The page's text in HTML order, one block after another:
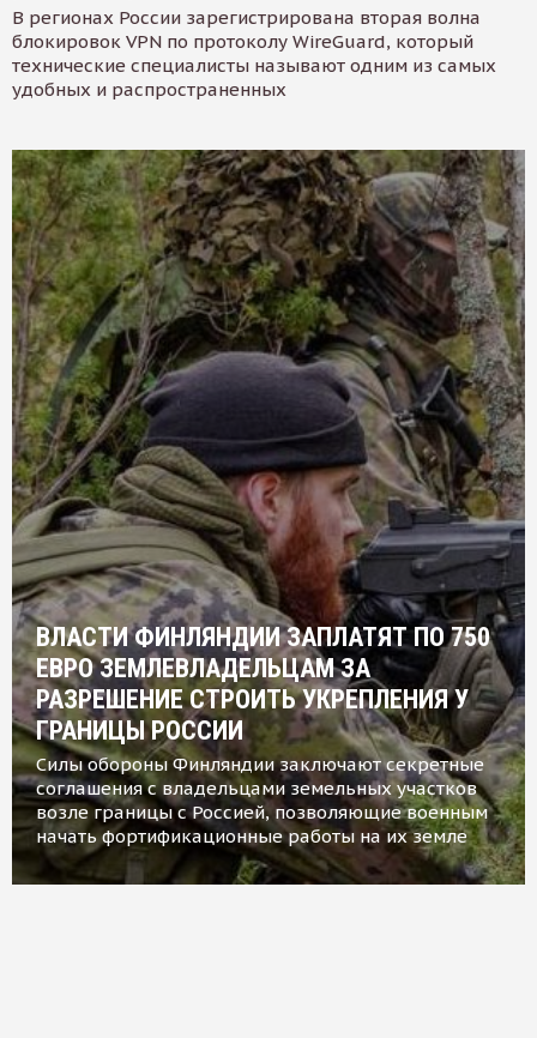
В регионах России зарегистрирована вторая волна
блокировок VPN по протоколу WireGuard, который
технические специалисты называют одним из самых
удобных и распространенных
ВЛАСТИ ФИНЛЯНДИИ ЗАПЛАТЯТ ПО 750
ЕВРО ЗЕМЛЕВЛАДЕЛЬЦАМ ЗА
РАЗРЕШЕНИЕ СТРОИТЬ УКРЕПЛЕНИЯ У
ГРАНИЦЫ РОССИИ
Силы обороны Финляндии заключают секретные
соглашения с владельцами земельных участков
возле границы с Россией, позволяющие военным
начать фортификационные работы на их земле